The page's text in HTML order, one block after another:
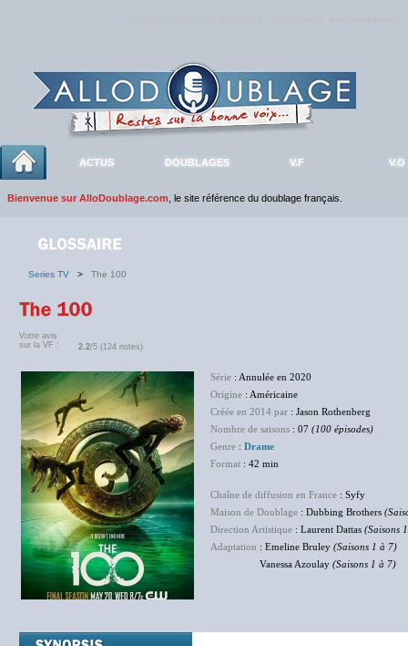
ACTUS DOUBLAGES V.F V.O
Bienvenue sur AlloDoublage.com , le site référence du doublage français.
Series TV > The 100
Votre avis
sur la VF :
2.2/5 (124 notes)
Série : Annulée en 2020
Origine : Américaine
Créée en 2014 par : Jason Rothenberg
Nombre de saisons : 07 (100 épisodes)
Genre : Drame
Format : 42 min
Chaîne de diffusion en France : Syfy
Maison de Doublage : Dubbing Brothers
Direction Artistique : Laurent Dattas (Saisons
Adaptation : Emeline Bruley (Saisons 1 à 7)
Vanessa Azoulay (Saisons 1 à 7)